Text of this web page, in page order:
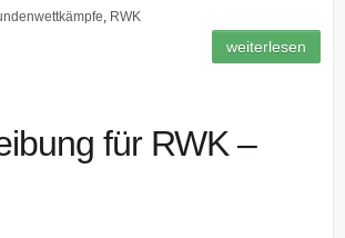
, RWK
weiterlesen
für RWK –